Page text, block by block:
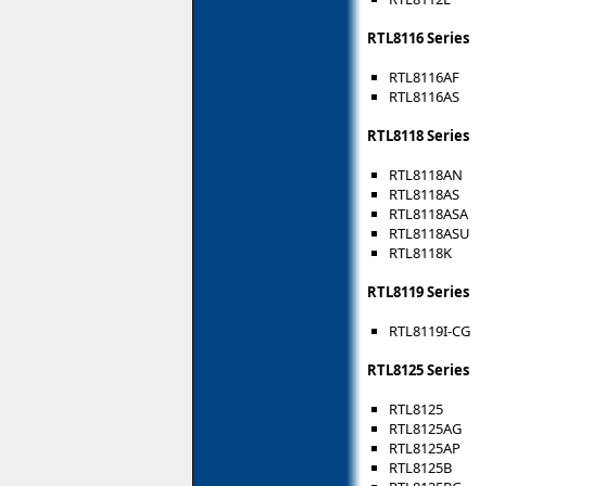
RTL8116 Series
RTL8116AF
RTL8116AS
RTL8118 Series
RTL8118AN
RTL8118AS
RTL8118ASA
RTL8118ASU
RTL8118K
RTL8119 Series
RTL8119I-CG
RTL8125 Series
RTL8125
RTL8125AG
RTL8125AP
RTL8125B